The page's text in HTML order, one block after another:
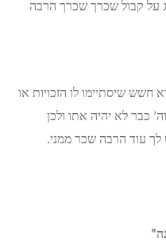
על קבול שכרך שכרך הרבה
שיסתיימו לו הזכויות או
כבר לא יהיה אתו ולכן
עוד הרבה שכר ממני.